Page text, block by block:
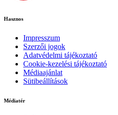
Hasznos
Impresszum
Szerzői jogok
Adatvédelmi tájékoztató
Cookie-kezelési tájékoztató
Médiaajánlat
Sütibeállítások
Médiatér